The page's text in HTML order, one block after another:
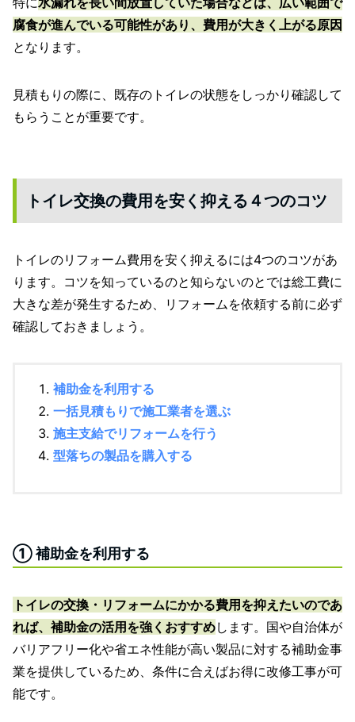
腐食が進んでいる可能性があり、費用が大きく上がる原因
となります。
見積もりの際に、既存のトイレの状態をしっかり確認して
もらうことが重要です。
トイレ交換の費用を安く抑える４つのコツ
トイレのリフォーム費用を安く抑えるには4つのコツがあ
ります。コツを知っているのと知らないのとでは総工費に
大きな差が発生するため、リフォームを依頼する前に必ず
確認しておきましょう。
補助金を利用する
一括見積もりで施工業者を選ぶ
施主支給でリフォームを行う
型落ちの製品を購入する
① 補助金を利用する
トイレの交換・リフォームにかかる費用を抑えたいのであ
れば、補助金の活用を強くおすすめします。国や自治体が
バリアフリー化や省エネ性能が高い製品に対する補助金事
業を提供しているため、条件に合えばお得に改修工事が可
能です。